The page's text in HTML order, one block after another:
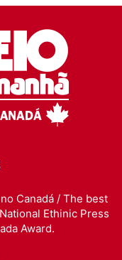
Canadá / The best
Ethinic Press
Award.